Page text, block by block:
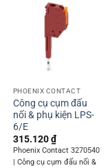
PHOENIX CONTACT
Công cụ cụm đấu
nối & phụ kiện LPS-
6/E
315.120₫
Phoenix Contact 3270540
| Công cụ cụm đấu nối &